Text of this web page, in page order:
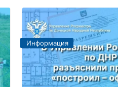
Информация